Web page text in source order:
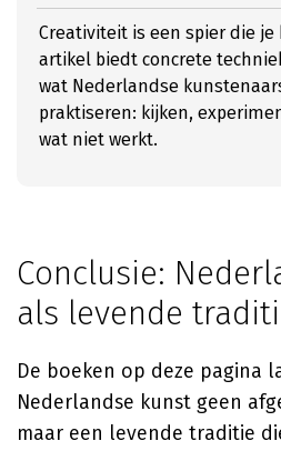
Creativiteit is een spier die
artikel biedt concrete
wat Nederlandse
praktiseren: kijken,
wat niet werkt.
Conclusie:
als levende
De boeken op deze pagina
Nederlandse kunst geen
maar een levende traditie